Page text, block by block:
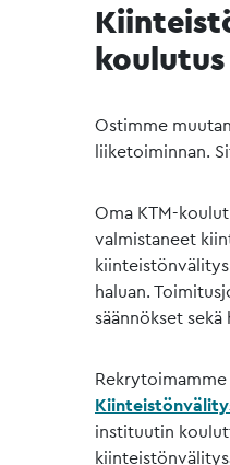
koulutus
Ostimme
liiketoiminnan.
Oma KTM-
valmistaneet
haluan.
säännökset
instituutin